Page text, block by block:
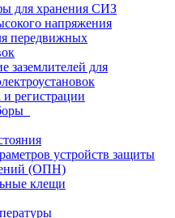
для хранения СИЗ
напряжения
передвижных
заземлителей для
регистрации
устройств защиты
(ОПН)
клещи